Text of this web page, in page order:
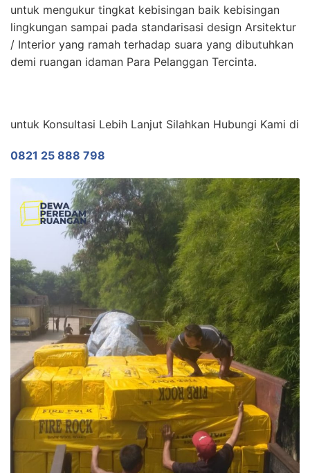
untuk mengukur tingkat kebisingan baik kebisingan
lingkungan sampai pada standarisasi design Arsitektur
/ Interior yang ramah terhadap suara yang dibutuhkan
demi ruangan idaman Para Pelanggan Tercinta.
untuk Konsultasi Lebih Lanjut Silahkan Hubungi Kami di
0821 25 888 798